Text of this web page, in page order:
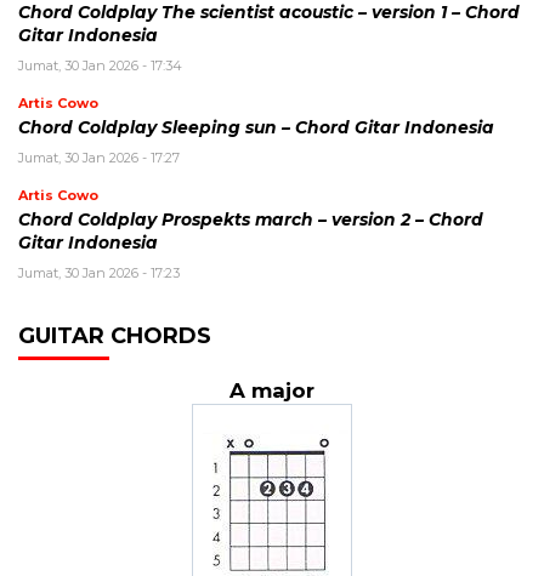
Chord Coldplay The scientist acoustic – version 1 – Chord
Gitar Indonesia
Jumat, 30 Jan 2026 - 17:34
Artis Cowo
Chord Coldplay Sleeping sun – Chord Gitar Indonesia
Jumat, 30 Jan 2026 - 17:27
Artis Cowo
Chord Coldplay Prospekts march – version 2 – Chord
Gitar Indonesia
Jumat, 30 Jan 2026 - 17:23
GUITAR CHORDS
A major